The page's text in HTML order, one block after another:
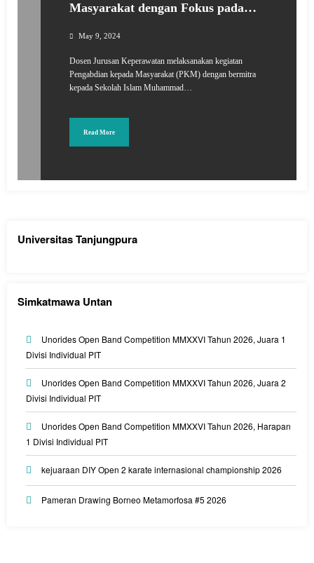
Masyarakat dengan Fokus pada
May 9, 2024
Dosen Jurusan Keperawatan melaksanakan kegiatan
Pengabdian kepada Masyarakat (PKM) dengan bermitra
kepada Sekolah Islam Muhammad…
Read More
Universitas Tanjungpura
Simkatmawa Untan
Unorides Open Band Competition MMXXVI Tahun 2026, Juara 1
Divisi Individual PIT
Unorides Open Band Competition MMXXVI Tahun 2026, Juara 2
Divisi Individual PIT
Unorides Open Band Competition MMXXVI Tahun 2026, Harapan
1 Divisi Individual PIT
kejuaraan DIY Open 2 karate internasional championship 2026
Pameran Drawing Borneo Metamorfosa #5 2026